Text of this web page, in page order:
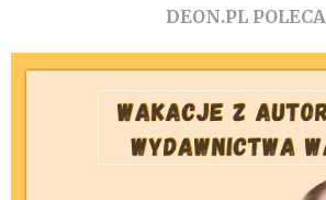
DEON.PL POLECA